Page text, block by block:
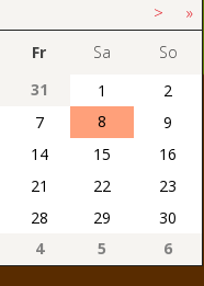
> »
Fr Sa
So
31 1
2
7 8
9
14 15
16
21 22
23
28 29
30
4 5 6